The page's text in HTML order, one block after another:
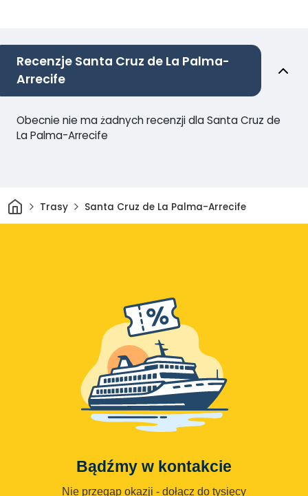
Recenzje Santa Cruz de La Palma-
Arrecife
Obecnie nie ma żadnych recenzji dla Santa Cruz de
La Palma-Arrecife
DomTrasy Santa Cruz de La Palma-Arrecife
Bądźmy w kontakcie
Nie przegap okazji - dołącz do tysięcy